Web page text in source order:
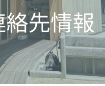
ッ
先情報